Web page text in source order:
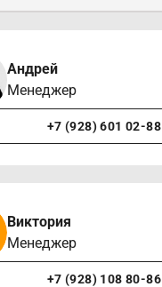
Андрей
Менеджер
+7 (928) 601 02-88
Виктория
Менеджер
+7 (928) 108 80-86